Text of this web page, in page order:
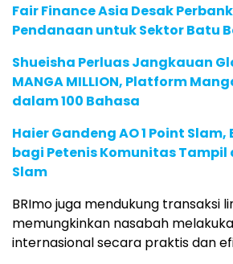
Fair Finance Asia Desak
Pendanaan untuk Sektor Batu
Shueisha Perluas Jangkauan
MANGA MILLION, Platform
dalam 100 Bahasa
Haier Gandeng AO 1 Point
bagi Petenis Komunitas Tampil
Slam
BRImo juga mendukung transaksi
memungkinkan nasabah
internasional secara praktis dan